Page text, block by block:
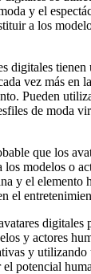
y el
a los
digitales
vez más en
Pueden
de moda
que los
modelos o
y el elemento
el
digitales
y actores
y utilizando
potencial